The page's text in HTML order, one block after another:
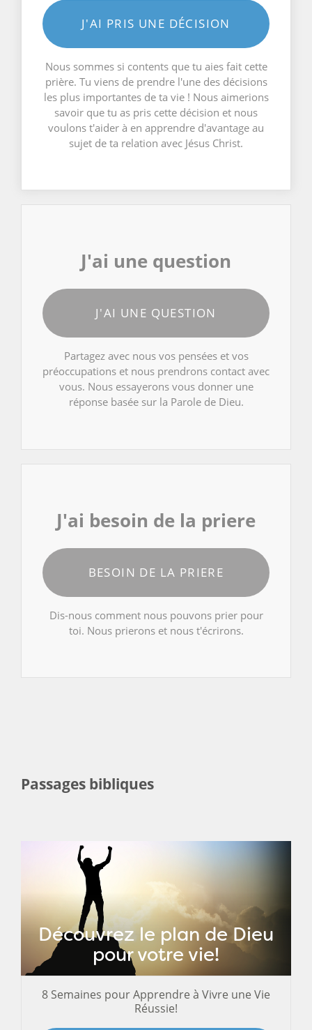
J'AI PRIS UNE DÉCISION
Nous sommes si contents que tu aies fait cette
prière. Tu viens de prendre l'une des décisions
les plus importantes de ta vie ! Nous aimerions
savoir que tu as pris cette décision et nous
voulons t'aider à en apprendre d'avantage au
sujet de ta relation avec Jésus Christ.
J'ai une question
J'AI UNE QUESTION
Partagez avec nous vos pensées et vos
préoccupations et nous prendrons contact avec
vous. Nous essayerons vous donner une
réponse basée sur la Parole de Dieu.
J'ai besoin de la priere
BESOIN DE LA PRIERE
Dis-nous comment nous pouvons prier pour
toi. Nous prierons et nous t'écrirons.
Passages bibliques
Découvrez le plan de Dieu
pour votre vie!
8 Semaines pour Apprendre à Vivre une Vie
Réussie!